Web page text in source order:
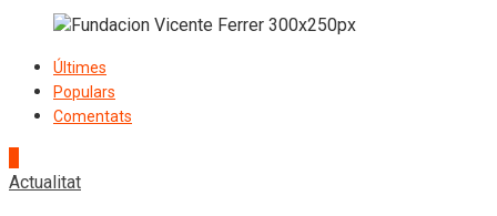
Últimes
Populars
Comentats
Actualitat